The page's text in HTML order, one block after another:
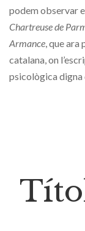
podem observar
Chartreuse de
Armance , que
catalana, on
psicològica digna